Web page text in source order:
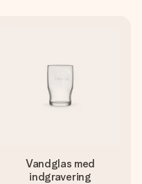
Vandglas med
indgravering